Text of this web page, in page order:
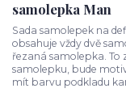
samolepka Man
Sada samolepek na
obsahuje vždy dvě
řezaná samolepka.
samolepku, bude
mít barvu podkladu